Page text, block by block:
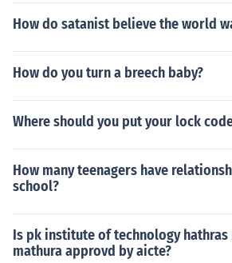
How do satanist believe the world
How do you turn a breech baby?
Where should you put your lock
How many teenagers have
school?
Is pk institute of technology hathras
mathura approvd by aicte?